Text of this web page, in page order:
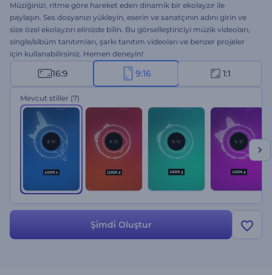
Müziğinizi, ritme göre hareket eden dinamik bir ekolayzır ile
paylaşın. Ses dosyanızı yükleyin, eserin ve sanatçının adını girin ve
size özel ekolayzırı elinizde bilin. Bu görselleştiriciyi müzik videoları,
single/albüm tanıtımları, şarkı tanıtım videoları ve benzer projeler
için kullanabilirsiniz. Hemen deneyin!
16:9 9:16 1:1
Mevcut stiller (7)
Şi̇mdi̇ Oluştur